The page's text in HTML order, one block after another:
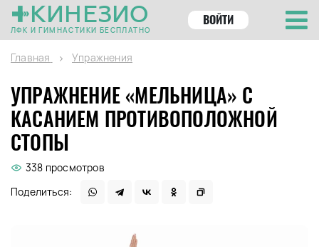
КИНЕЗИО
ЛФК И ГИМНАСТИКИ БЕСПЛАТНО
ВОЙТИ
Главная Упражнения
УПРАЖНЕНИЕ «МЕЛЬНИЦА» С
КАСАНИЕМ ПРОТИВОПОЛОЖНОЙ
СТОПЫ
338 просмотров
Поделиться: